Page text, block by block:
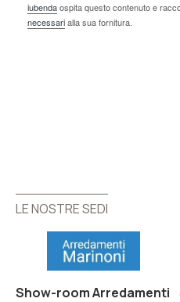
iubendaospita questo contenuto e
necessarialla sua fornitura.
LE NOSTRE SEDI
Show-room Arredamenti